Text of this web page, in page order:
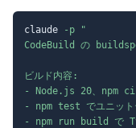
claude -p
"
CodeBuild の
ビルド内容:
- Node.js 20、npm ci
- npm test でユニット
- npm run build で